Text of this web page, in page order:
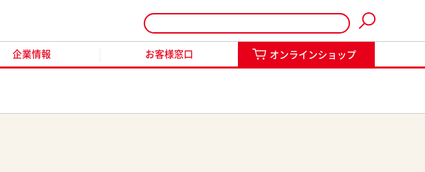
企業情報 お客様窓口 オンラインショップ
オンラインショップ